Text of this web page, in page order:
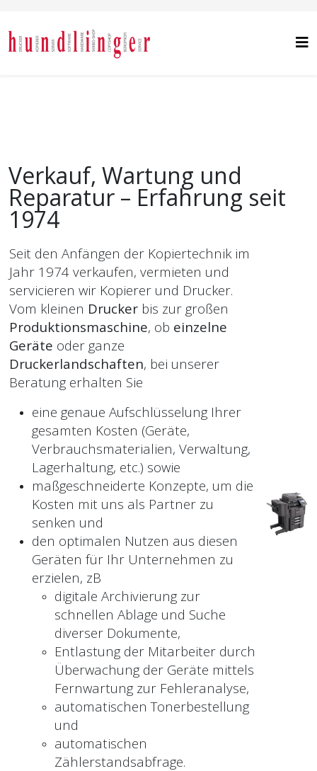
Verkauf, Wartung und
Reparatur – Erfahrung seit
1974
Seit den Anfängen der Kopiertechnik im
Jahr 1974 verkaufen, vermieten und
servicieren wir Kopierer und Drucker.
Vom kleinen Drucker bis zur großen
Produktionsmaschine, ob einzelne
Geräte oder ganze
Druckerlandschaften, bei unserer
Beratung erhalten Sie
eine genaue Aufschlüsselung Ihrer
gesamten Kosten (Geräte,
Verbrauchsmaterialien, Verwaltung,
Lagerhaltung, etc.) sowie
maßgeschneiderte Konzepte, um die
Kosten mit uns als Partner zu
senken und
den optimalen Nutzen aus diesen
Geräten für Ihr Unternehmen zu
erzielen, zB
digitale Archivierung zur
schnellen Ablage und Suche
diverser Dokumente,
Entlastung der Mitarbeiter durch
Überwachung der Geräte mittels
Fernwartung zur Fehleranalyse,
automatischen Tonerbestellung
und
automatischen
Zählerstandsabfrage.